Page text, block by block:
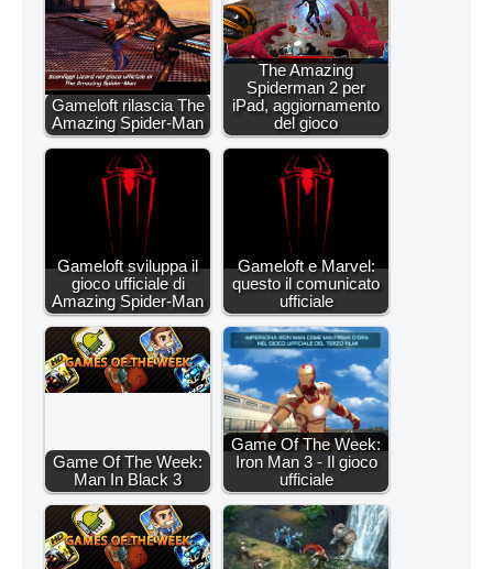
Gameloft rilascia The
Amazing Spider-Man
The Amazing
Spiderman 2 per
iPad, aggiornamento
del gioco
Gameloft sviluppa il
gioco ufficiale di
Amazing Spider-Man
Gameloft e Marvel:
questo il comunicato
ufficiale
Game Of The Week:
Man In Black 3
Game Of The Week:
Iron Man 3 - Il gioco
ufficiale